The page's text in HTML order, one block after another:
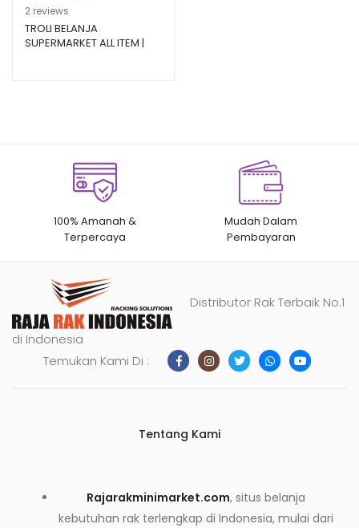
Peringkat
5.00dari 5
berdasarka
2
2 reviews
TROLI BELANJA
SUPERMARKET ALL ITEM |
100% Amanah &
Terpercaya
Mudah Dalam
Pembayaran
Distributor Rak Terbaik No.1
di Indonesia
Temukan Kami Di :
Tentang Kami
Rajarakminimarket.com, situs belanja
kebutuhan rak terlengkap di Indonesia, mulai dari